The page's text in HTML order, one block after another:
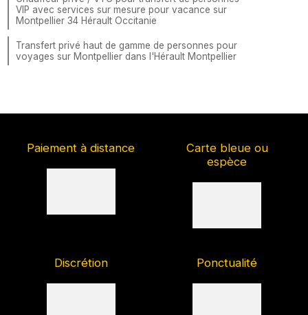
VIP avec services sur mesure pour vacance sur
Montpellier 34 Hérault Occitanie
Transfert privé haut de gamme de personnes pour
voyages sur Montpellier dans l'Hérault Montpellier
Paiement à distance
Carte bleue ou
espèce
Discrétion Ponctualité